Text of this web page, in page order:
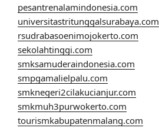
pesantrenalamindonesia.com
universitastritunggalsurabaya.com
rsudrabasoenimojokerto.com
sekolahtinggi.com
smksamuderaindonesia.com
smpgamalielpalu.com
smknegeri2cilakucianjur.com
smkmuh3purwokerto.com
tourismkabupatenmalang.com